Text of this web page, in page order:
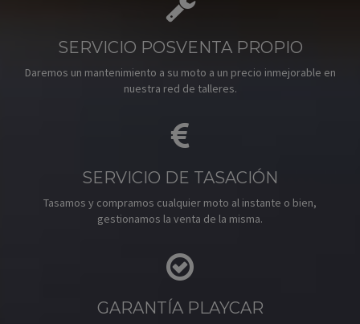
SERVICIO POSVENTA PROPIO
Daremos un mantenimiento a su moto a un precio inmejorable en
nuestra red de talleres.
SERVICIO DE TASACIÓN
Tasamos y compramos cualquier moto al instante o bien,
gestionamos la venta de la misma.
GARANTÍA PLAYCAR